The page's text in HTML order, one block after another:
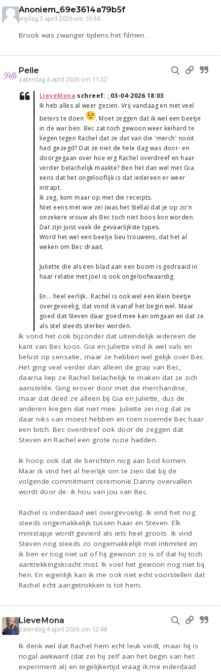
Anoniem_69e3614a79b5f
vrijdag 3 april 2026 om 19:34
Brook was zwanger tijdens het filmen.
Pelle
zaterdag 4 april 2026 om 11:22
LieveMona schreef: ↑03-04-2026 18:03
Ik heb alles al weer gezien. Vrij vandaag en niet veel
beters te doen
. Moet zeggen dat ik wel een beetje
in de war ben. Bec zat toch gewoon weer keihard te
liegen tegen Rachel dat ze dat van die 'merch' nooit
had gezegd? Dat ze niet de hele dag was door- en
doorgegaan over hoe erg Rachel overdreef en haar
verder belachelijk maakte? Ben het dan wel met Gia
eens dat het ongelooflijk is dat iedereen er weer
intrapt.
Ik zeg, kom maar op met die receipts.
Niet eens met wie zei (was het Stella) dat je op zo'n
onzekere vrouw als Bec toch niet boos kon worden.
Dat zijn juist vaak de gevaarlijkste types.
Word het wel een beetje beu trouwens, dat het al
weken om Bec draait.
Juliette die als een blad aan een boom is gedraaid in
haar relatie met Joel is ook ongeloofwaardig.
En... heel eerlijk.. Rachel is ook wel een klein beetje
overgevoelig, dat vond ik vanaf het begin wel. Maar
goed dat Steven daar goed mee kan omgaan en dat ze
als stel steeds sterker worden.
Ik vond het ook bijzonder dat uiteindelijk iedereen de
kant van Bec koos. Gia en Juliette vind ik wel vals en
belust op sensatie, maar ze hebben wel gelijk over Bec.
Het ging veel verder dan alleen de grap van Bec,
daarna liep ze Rachel belachelijk te maken dat ze zich
aanstelde. Ging erover door met die merchandise,
maar dat deed ze alleen bij Gia en Juliette, dus de
anderen kregen dat niet mee. Juliette zei nog dat ze
daar niks van moest hebben en toen noemde Bec haar
een bitch. Bec overdreef ook door de zeggen dat
Steven en Rachel een grote ruzie hadden.
Ik hoop ook dat de berichten nog aan bod komen.
Maar ik vind het al heerlijk om te zien dat bij de
volgende commitment ceremonie Danny overvallen
wordt door de: ik hou van jou van Bec.
Rachel is inderdaad wel overgevoelig. Ik vind het nog
steeds ongemakkelijk tussen haar en Steven. Elk
ministapje wordt gevierd als iets heel groots. Ik vind
Steven nog steeds zo ongemakkelijk met intimiteit en
ik ben er nog niet uit of hij gewoon zo is of dat hij toch
aantrekkingskracht mist. Ik voel het gewoon nog niet bij
hen. En eigenlijk kan ik me ook niet echt voorstellen dat
Rachel echt aangetrokken is tot hem.
LieveMona
zaterdag 4 april 2026 om 12:48
Ik denk wel dat Rachel hem echt leuk vindt, maar hij is
nogal awkward (dat zei hij zelf aan het begin van het
experiment al) en tegelijkertijd vraag ik.me inderdaad